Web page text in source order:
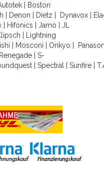
Boston
Denon Dietz Dynavox
Hifonics Jamo
JL
Lightning
Mosconi Onkyo
Renegade| S-
Spectral Sunfire